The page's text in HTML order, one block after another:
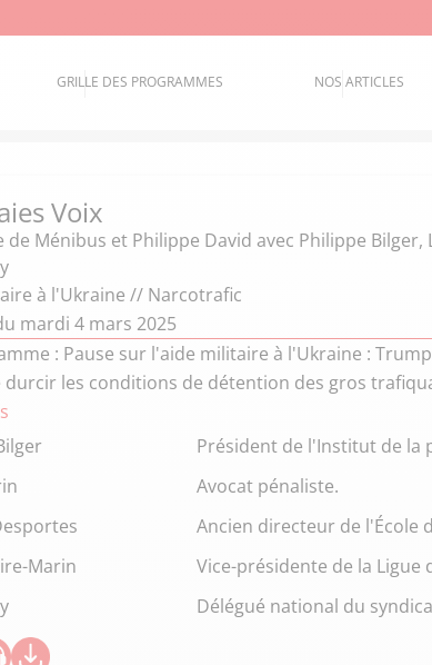
GRILLE DES PROGRAMMES NOS ARTICLES
Voix
de Ménibus et Philippe David avec Philippe Bilger,
à l'Ukraine // Narcotrafic
mardi 4 mars 2025
: Pause sur l'aide militaire à l'Ukraine :
durcir les conditions de détention des gros
Président de l'Institut de la
Avocat pénaliste.
Ancien directeur de l'École
Marin
Vice-présidente de la
Délégué national du